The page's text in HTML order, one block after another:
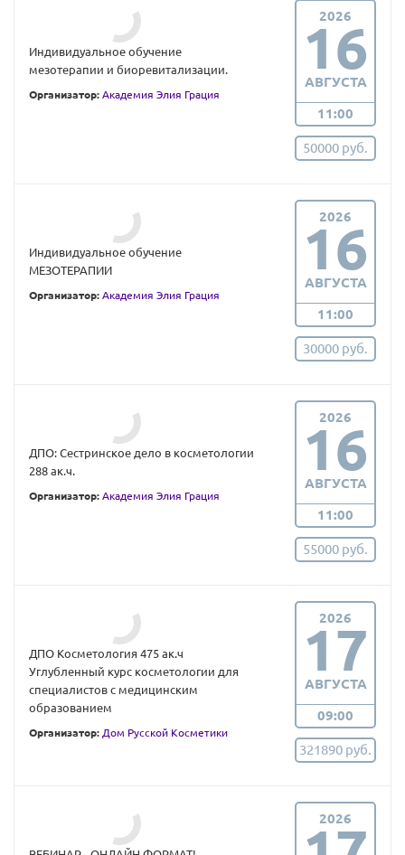
Индивидуальное обучение
мезотерапии и биоревитализации.
Организатор: Академия Элия Грация
2026
16
АВГУСТА
11:00
50000 руб.
Индивидуальное обучение
МЕЗОТЕРАПИИ
Организатор: Академия Элия Грация
2026
16
АВГУСТА
11:00
30000 руб.
ДПО: Сестринское дело в косметологии
288 ак.ч.
Организатор: Академия Элия Грация
2026
16
АВГУСТА
11:00
55000 руб.
ДПО Косметология 475 ак.ч
Углубленный курс косметологии для
специалистов с медицинским
образованием
Организатор: Дом Русской Косметики
2026
17
АВГУСТА
09:00
321890 руб.
2026